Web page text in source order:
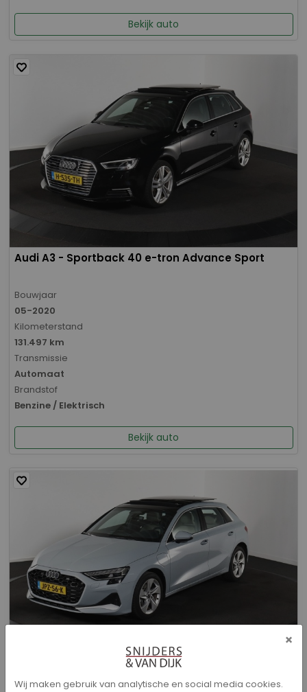
Bekijk auto
Audi A3 - Sportback 40 e-tron Advance Sport
Bouwjaar
05-2020
Kilometerstand
131.497 km
Transmissie
Automaat
Brandstof
Benzine / Elektrisch
Bekijk auto
Audi A3 - Sportback 40 TFSI e Advanced edition
×
Wij maken gebruik van analytische en social media cookies.